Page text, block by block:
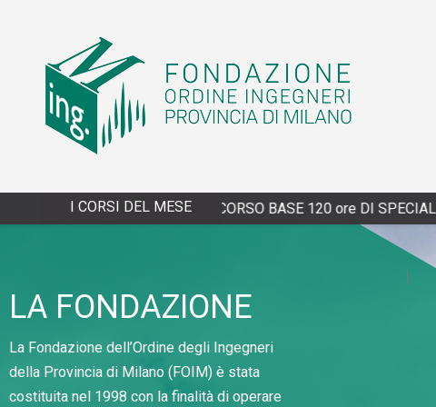
I CORSI DEL MESE
13/2027 - XXVIII CORSO BASE 120 ore DI SPECIALIZZAZIONE
LA FONDAZIONE
La Fondazione dell’Ordine degli Ingegneri
della Provincia di Milano (FOIM) è stata
costituita nel 1998 con la finalità di operare